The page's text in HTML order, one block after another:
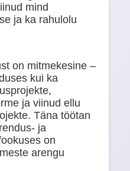
mind
ja ka rahulolu
on mitmekesine –
kui ka
ja viinud ellu
Täna töötan
ja
on
arengu